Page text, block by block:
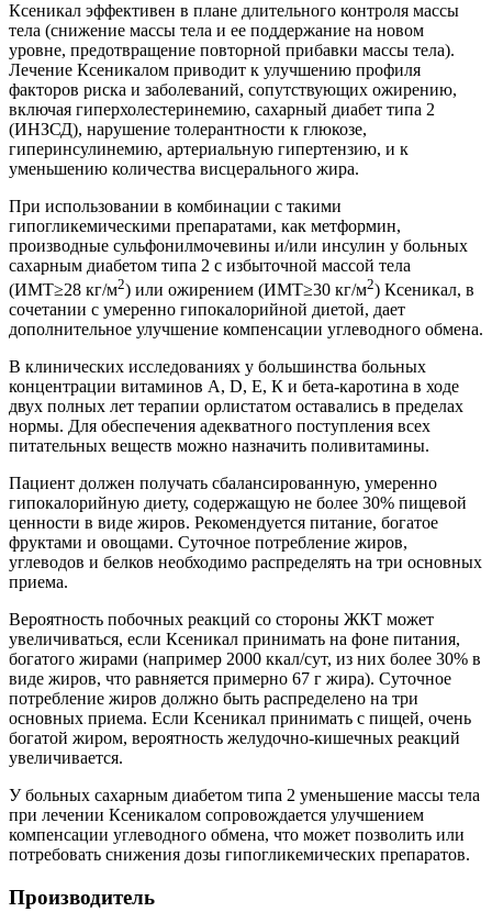
Ксеникал эффективен в плане длительного контроля массы
тела (снижение массы тела и ее поддержание на новом
уровне, предотвращение повторной прибавки массы тела).
Лечение Ксеникалом приводит к улучшению профиля
факторов риска и заболеваний, сопутствующих ожирению,
включая гиперхолестеринемию, сахарный диабет типа 2
(ИНЗСД), нарушение толерантности к глюкозе,
гиперинсулинемию, артериальную гипертензию, и к
уменьшению количества висцерального жира.
При использовании в комбинации с такими
гипогликемическими препаратами, как метформин,
производные сульфонилмочевины и/или инсулин у больных
сахарным диабетом типа 2 с избыточной массой тела
(ИМТ≥28 кг/м2) или ожирением (ИМТ≥30 кг/м2) Ксеникал, в
сочетании с умеренно гипокалорийной диетой, дает
дополнительное улучшение компенсации углеводного обмена.
В клинических исследованиях у большинства больных
концентрации витаминов A, D, E, К и бета-каротина в ходе
двух полных лет терапии орлистатом оставались в пределах
нормы. Для обеспечения адекватного поступления всех
питательных веществ можно назначить поливитамины.
Пациент должен получать сбалансированную, умеренно
гипокалорийную диету, содержащую не более 30% пищевой
ценности в виде жиров. Рекомендуется питание, богатое
фруктами и овощами. Суточное потребление жиров,
углеводов и белков необходимо распределять на три основных
приема.
Вероятность побочных реакций со стороны ЖКТ может
увеличиваться, если Ксеникал принимать на фоне питания,
богатого жирами (например 2000 ккал/сут, из них более 30% в
виде жиров, что равняется примерно 67 г жира). Суточное
потребление жиров должно быть распределено на три
основных приема. Если Ксеникал принимать с пищей, очень
богатой жиром, вероятность желудочно-кишечных реакций
увеличивается.
У больных сахарным диабетом типа 2 уменьшение массы тела
при лечении Ксеникалом сопровождается улучшением
компенсации углеводного обмена, что может позволить или
потребовать снижения дозы гипогликемических препаратов.
Производитель